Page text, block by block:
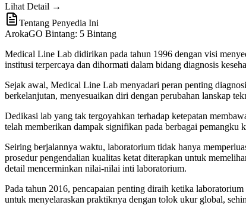
Lihat Detail →
Tentang Penyedia Ini
ArokaGO Bintang: 5 Bintang
Medical Line Lab didirikan pada tahun 1996 dengan visi
institusi terpercaya dan dihormati dalam bidang diagnosis
Sejak awal, Medical Line Lab menyadari peran penting
berkelanjutan, menyesuaikan diri dengan perubahan lanskap
Dedikasi lab yang tak tergoyahkan terhadap ketepatan
telah memberikan dampak signifikan pada berbagai pemangku
Seiring berjalannya waktu, laboratorium tidak hanya
prosedur pengendalian kualitas ketat diterapkan untuk
detail mencerminkan nilai-nilai inti laboratorium.
Pada tahun 2016, pencapaian penting diraih ketika
untuk menyelaraskan praktiknya dengan tolok ukur global,